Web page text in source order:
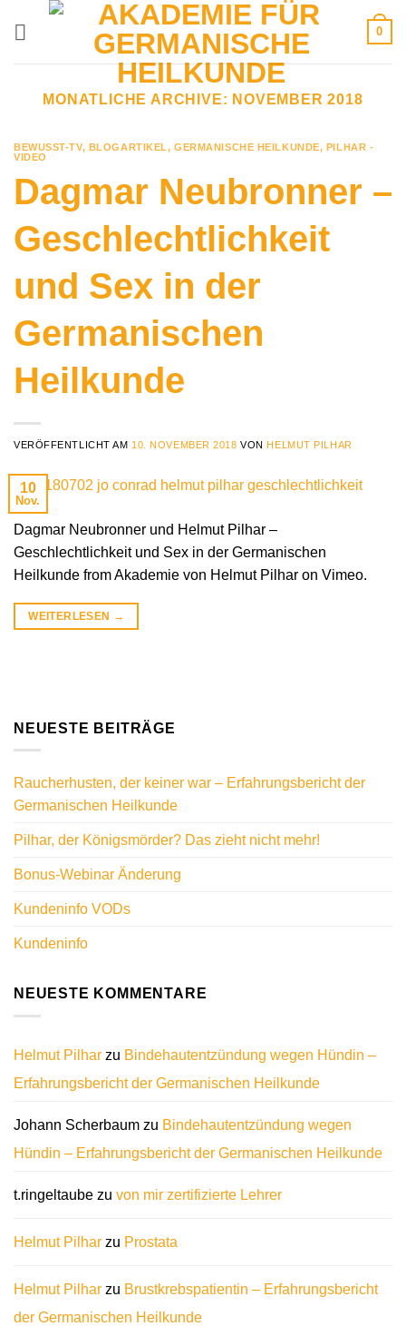
0
MONATLICHE ARCHIVE: NOVEMBER 2018
BEWUSST-TV, BLOGARTIKEL,GERMANISCHE HEILKUNDE, PILHAR -
VIDEO
Dagmar Neubronner –
Geschlechtlichkeit
und Sex in der
Germanischen
Heilkunde
VERÖFFENTLICHT AM 10. NOVEMBER 2018 VON HELMUT PILHAR
10
Nov.
Dagmar Neubronner und Helmut Pilhar –
Geschlechtlichkeit und Sex in der Germanischen
Heilkunde from Akademie von Helmut Pilhar on Vimeo.
WEITERLESEN →
NEUESTE BEITRÄGE
Raucherhusten, der keiner war – Erfahrungsbericht der
Germanischen Heilkunde
Pilhar, der Königsmörder? Das zieht nicht mehr!
Bonus-Webinar Änderung
Kundeninfo VODs
Kundeninfo
NEUESTE KOMMENTARE
Helmut Pilhar zu Bindehautentzündung wegen Hündin –
Erfahrungsbericht der Germanischen Heilkunde
Johann Scherbaum zu Bindehautentzündung wegen
Hündin – Erfahrungsbericht der Germanischen Heilkunde
t.ringeltaube zu von mir zertifizierte Lehrer
Helmut Pilhar zu Prostata
Helmut Pilhar zu Brustkrebspatientin – Erfahrungsbericht
der Germanischen Heilkunde